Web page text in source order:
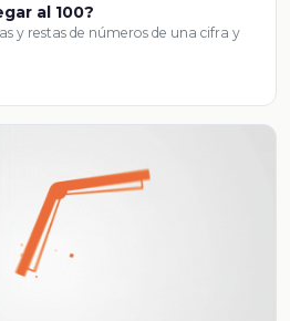
al 100?
y restas de números de una cifra y